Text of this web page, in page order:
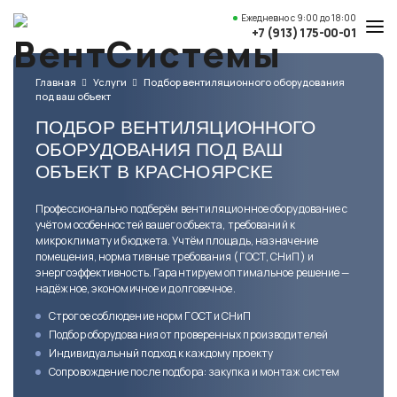
Ежедневнос 9:00 до 18:00
+7 (913) 175-00-01
Услуги и цены
Каталог товаров
О компании
Наши работы
Полезные статьи
Доставка и оплата
Контакты
Адрес
Красноярск,
ул. Свердловская, 15 ст29, офис 4
Главная Услуги
Подбор вентиляционного оборудования
под ваш объект
ПОДБОР ВЕНТИЛЯЦИОННОГО
ОБОРУДОВАНИЯ ПОД ВАШ
ОБЪЕКТ В КРАСНОЯРСКЕ
Профессионально подберём вентиляционное оборудование с
учётом особенностей вашего объекта, требований к
микроклимату и бюджета. Учтём площадь, назначение
помещения, нормативные требования (ГОСТ, СНиП) и
энергоэффективность. Гарантируем оптимальное решение —
надёжное, экономичное и долговечное.
Строгое соблюдениенорм ГОСТ и СНиП
Подбор оборудованияот проверенных производителей
Индивидуальный подходк каждому проекту
Сопровождение после подбора: закупка и монтаж систем